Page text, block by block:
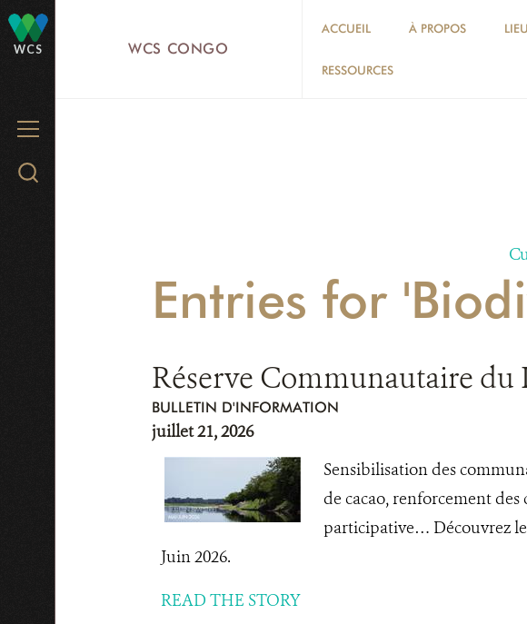
WCS
MENU
Search
WCS CONGO
ACCUEIL À PROPOS
RESSOURCES
Entries for
Réserve Communautaire du
BULLETIN D'INFORMATION
juillet 21, 2026
Sensibilisation des
de cacao, renforcement
participative… Découvrez
Juin 2026.
READ THE STORY